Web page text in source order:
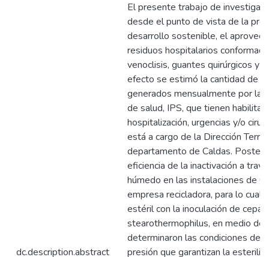
dc.description.abstract
El presente trabajo de
desde el punto de vista de la
desarrollo sostenible, el
residuos hospitalarios
venoclisis, guantes quirúrgicos y
efecto se estimó la cantidad de
generados mensualmente por
de salud, IPS, que tienen
hospitalización, urgencias y/o
está a cargo de la Dirección
departamento de Caldas.
eficiencia de la inactivación a
húmedo en las instalaciones de
empresa recicladora, para lo cual
estéril con la inoculación de
stearothermophilus, en medio
determinaron las condiciones de
presión que garantizan la